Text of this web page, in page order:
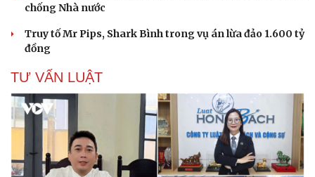
Cải chính
chống Nhà nước
Truy tố Mr Pips, Shark Bình trong vụ án lừa đảo 1.600 tỷ
đồng
TƯ VẤN LUẬT